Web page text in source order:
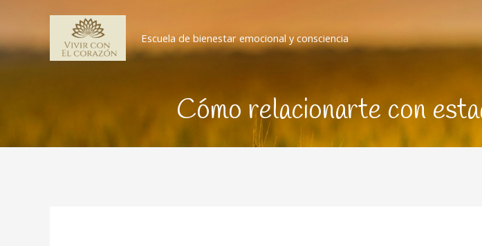
al
contenido
Escuela de bienestar emocional y consciencia
Cómo relacionarte con